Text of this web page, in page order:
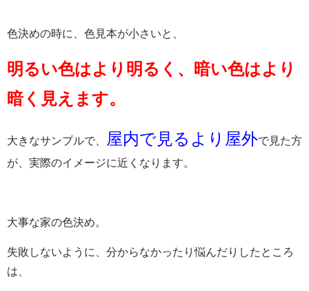
色決めの時に、色見本が小さいと、
明るい色はより明るく、暗い色はより
暗く見えます。
大きなサンプルで、 屋内で見るより屋外で見た方
が、実際のイメージに近くなります。
大事な家の色決め。
失敗しないように、分からなかったり悩んだりしたところ
は、